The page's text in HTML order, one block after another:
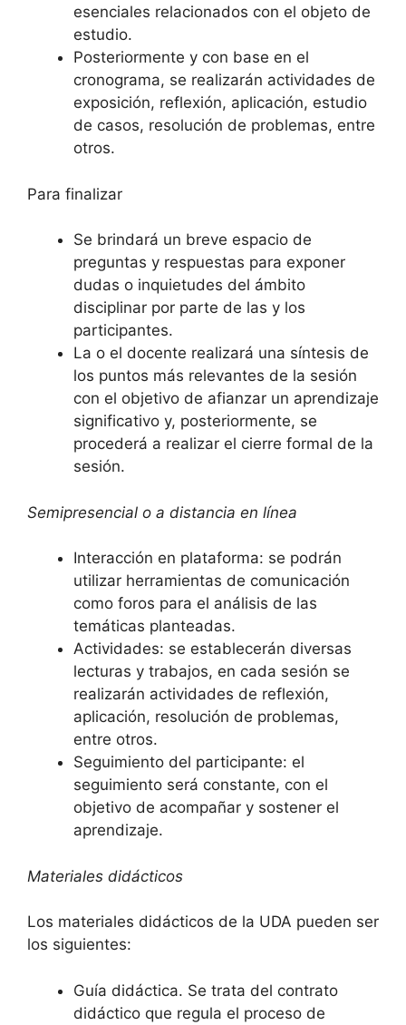
esenciales relacionados con el objeto de
estudio.
Posteriormente y con base en el
cronograma, se realizarán actividades de
exposición, reflexión, aplicación, estudio
de casos, resolución de problemas, entre
otros.
Para finalizar
Se brindará un breve espacio de
preguntas y respuestas para exponer
dudas o inquietudes del ámbito
disciplinar por parte de las y los
participantes.
La o el docente realizará una síntesis de
los puntos más relevantes de la sesión
con el objetivo de afianzar un aprendizaje
significativo y, posteriormente, se
procederá a realizar el cierre formal de la
sesión.
Semipresencial o a distancia en línea
Interacción en plataforma: se podrán
utilizar herramientas de comunicación
como foros para el análisis de las
temáticas planteadas.
Actividades: se establecerán diversas
lecturas y trabajos, en cada sesión se
realizarán actividades de reflexión,
aplicación, resolución de problemas,
entre otros.
Seguimiento del participante: el
seguimiento será constante, con el
objetivo de acompañar y sostener el
aprendizaje.
Materiales didácticos
Los materiales didácticos de la UDA pueden ser
los siguientes:
Guía didáctica. Se trata del contrato
didáctico que regula el proceso de